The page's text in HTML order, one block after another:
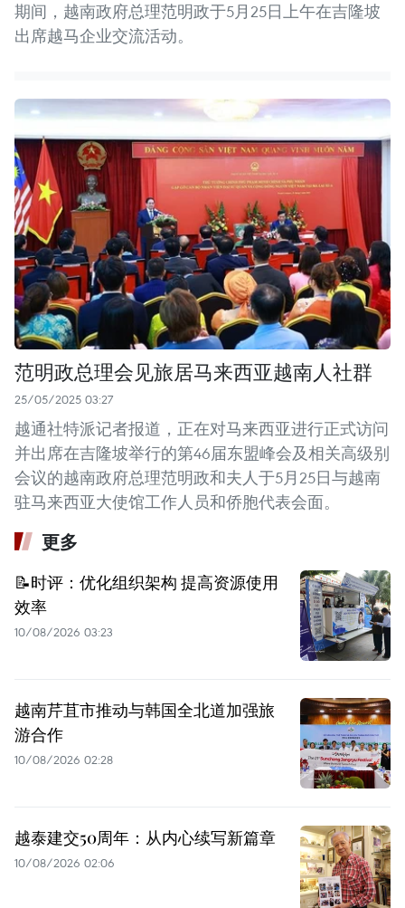
期间，越南政府总理范明政于5月25日上午在吉隆坡
出席越马企业交流活动。
范明政总理会见旅居马来西亚越南人社群
25/05/2025 03:27
越通社特派记者报道，正在对马来西亚进行正式访问
并出席在吉隆坡举行的第46届东盟峰会及相关高级别
会议的越南政府总理范明政和夫人于5月25日与越南
驻马来西亚大使馆工作人员和侨胞代表会面。
更多
📝时评：优化组织架构 提高资源使用
效率
10/08/2026 03:23
越南芹苴市推动与韩国全北道加强旅
游合作
10/08/2026 02:28
越泰建交50周年：从内心续写新篇章
10/08/2026 02:06